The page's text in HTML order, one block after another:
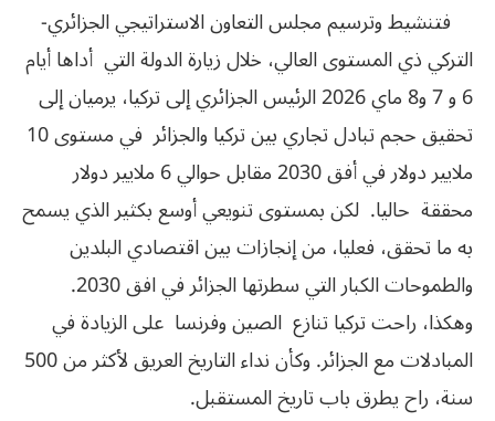
فتنشيط وترسيم مجلس التعاون الاستراتيجي الجزائري-
التركي ذي المستوى العالي، خلال زيارة الدولة التي أداها أيام
6 و 7 و8 ماي 2026 الرئيس الجزائري إلى تركيا، يرميان إلى
تحقيق حجم تبادل تجاري بين تركيا والجزائر في مستوى 10
ملايير دولار في أفق 2030 مقابل حوالي 6 ملايير دولار
محققة حاليا. لكن بمستوى تنويعي أوسع بكثير الذي يسمح
به ما تحقق، فعليا، من إنجازات بين اقتصادي البلدين
والطموحات الكبار التي سطرتها الجزائر في افق 2030.
وهكذا، راحت تركيا تنازع الصين وفرنسا على الزيادة في
المبادلات مع الجزائر. وكأن نداء التاريخ العريق لأكثر من 500
سنة، راح يطرق باب تاريخ المستقبل.